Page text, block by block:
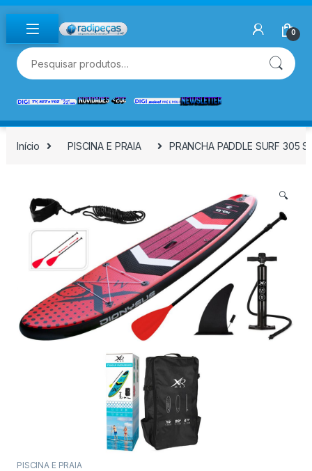
Skip to navigation
Skip to content
0
Pesquisar por:
Início PISCINA E PRAIA PRANCHA PADDLE SURF 305
🔍
PISCINA E PRAIA